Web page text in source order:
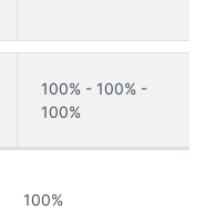
100% - 100% -
100%
100%